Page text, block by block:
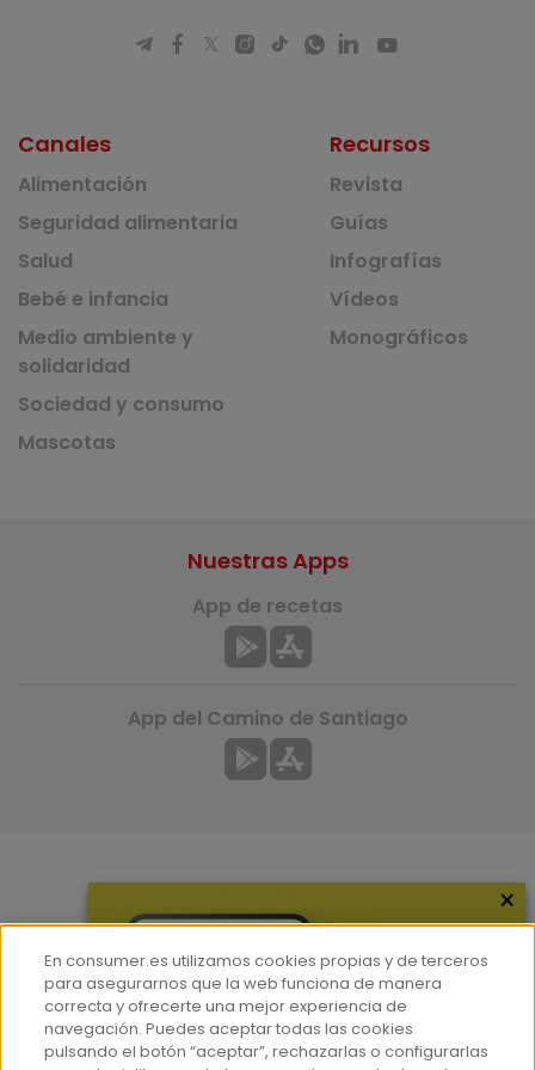
Canales
Alimentación
Seguridad alimentaria
Salud
Bebé e infancia
Medio ambiente y
solidaridad
Sociedad y consumo
Mascotas
Recursos
Revista
Guías
Infografías
Vídeos
Monográficos
Hemeroteca
Contacto
Prensa
Nuestras Apps
App de recetas
App del Camino de Santiago
×
En consumer.es utilizamos cookies propias y de terceros
para asegurarnos que la web funciona de manera
correcta y ofrecerte una mejor experiencia de
navegación. Puedes aceptar todas las cookies
pulsando el botón “aceptar”, rechazarlas o configurarlas